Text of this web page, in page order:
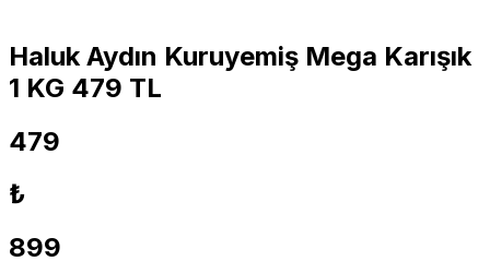
Haluk Aydın Kuruyemiş Mega Karışık
1 KG 479 TL
479
₺
899